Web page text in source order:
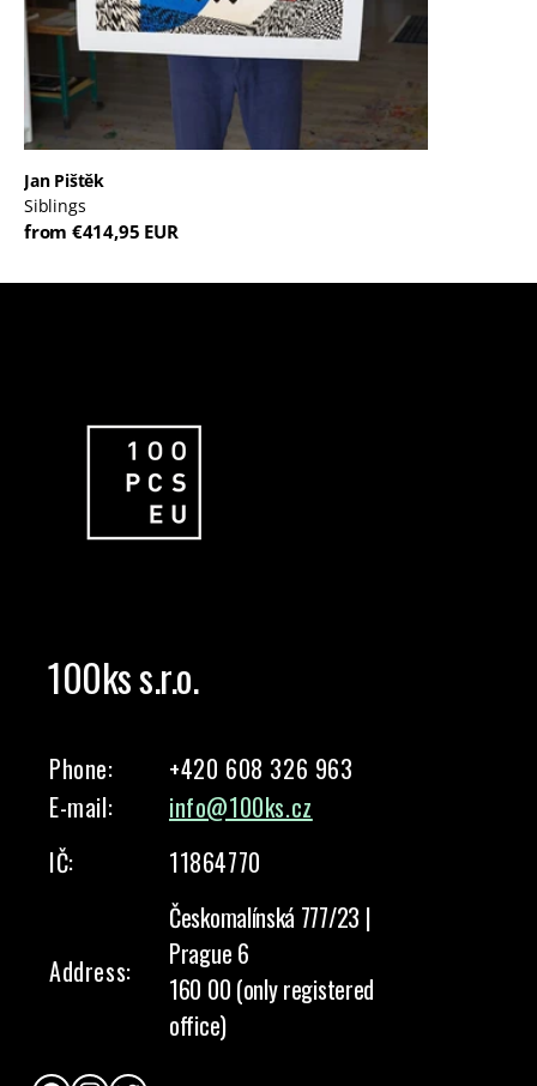
Jan Pištěk
Siblings
from €414,95 EUR
100ks s.r.o.
Phone:
+420 608 326 963
E-mail:
info@100ks.cz
IČ:
11864770
Address:
Českomalínská 777/23 |
Prague 6
160 00 (only registered
office)